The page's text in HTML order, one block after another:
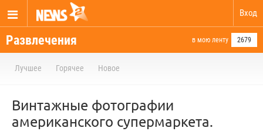
Вход
Развлечения в мою ленту 2679
Лучшее Горячее Новое
Винтажные фотографии
американского супермаркета.